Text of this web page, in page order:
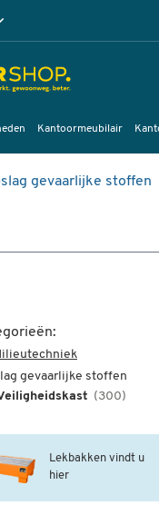
Kantoormeubilair
gevaarlijke stoffen
gevaarlijke stoffen
(300)
Lekbakken vindt u
hier